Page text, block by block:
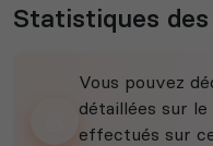
Statistiques
Vous pouvez
détaillées sur
effectués sur